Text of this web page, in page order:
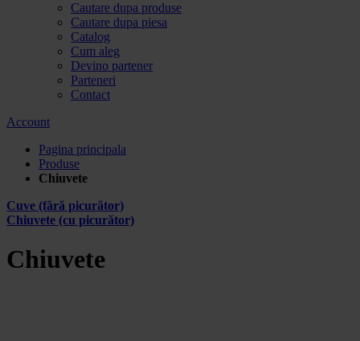
Cautare dupa produse
Cautare dupa piesa
Catalog
Cum aleg
Devino partener
Parteneri
Contact
Account
Pagina principala
Produse
Chiuvete
Cuve (fără picurător)
Chiuvete (cu picurător)
Chiuvete